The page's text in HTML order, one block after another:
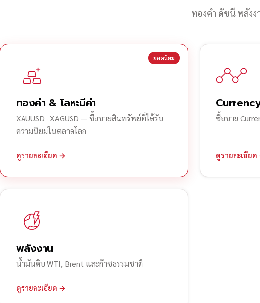
ทองคำ ดัชนี พลัง
ยอดนิยม
ทองคำ & โลหะมีค่า
XAUUSD · XAGUSD — ซื้อขายสินทรัพย์ที่ได้รับ
ความนิยมในตลาดโลก
ดูรายละเอียด →
ซื้อขาย
ดูรายละเอีย
พลังงาน
น้ำมันดิบ WTI, Brent และก๊าซธรรมชาติ
ดูรายละเอียด →